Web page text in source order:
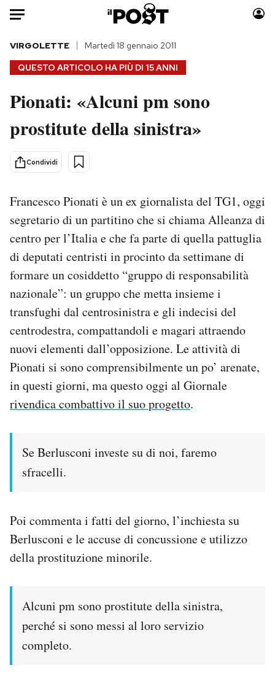
Auto
HOME
Italia
Politica
Tecnologia
Internet
Cultura
Economia
Sport
Moda
Consumismi
Europa
Altrecose
Mondiali calcio 2026
PODCAST
NEWSLETTER
I MIEI PREFERITI
Area Personale
Newsletter
Notifiche mobile
Esci
QUESTO ARTICOLO HA PIÙ DI 15 ANNI
VIRGOLETTE Martedì 18 gennaio 2011
Pionati: «Alcuni pm sono
prostitute della sinistra»
Condividi
Francesco Pionati è un ex giornalista del TG1, oggi
segretario di un partitino che si chiama Alleanza di
centro per l’Italia e che fa parte di quella pattuglia
di deputati centristi in procinto da settimane di
formare un cosiddetto “gruppo di responsabilità
nazionale”: un gruppo che metta insieme i
transfughi dal centrosinistra e gli indecisi del
centrodestra, compattandoli e magari attraendo
nuovi elementi dall’opposizione. Le attività di
Pionati si sono comprensibilmente un po’ arenate,
in questi giorni, ma questo oggi al Giornale
rivendica combattivo il suo progetto.
Se Berlusconi investe su di noi, faremo
sfracelli.
Poi commenta i fatti del giorno, l’inchiesta su
Berlusconi e le accuse di concussione e utilizzo
della prostituzione minorile.
Alcuni pm sono prostitute della sinistra,
perché si sono messi al loro servizio
completo.